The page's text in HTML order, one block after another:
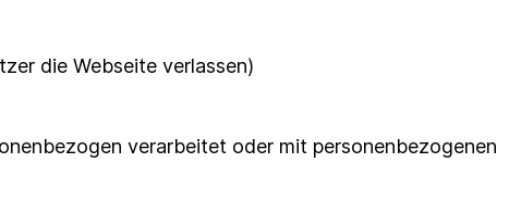
die Webseite verlassen)
verarbeitet oder mit personenbezogenen